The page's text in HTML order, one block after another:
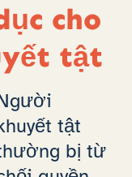
cho
tật
tật
bị từ